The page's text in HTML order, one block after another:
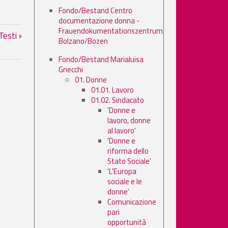
›
Fondo/Bestand Centro
documentazione donna -
Frauendokumentationszentrum
Bolzano/Bozen
Fondo/Bestand Marialuisa
Gnecchi
01. Donne
01.01. Lavoro
01.02. Sindacato
'Donne e
lavoro, donne
al lavoro'
'Donne e
riforma dello
Stato Sociale'
'L'Europa
sociale e le
donne'
Comunicazione
pari
opportunità